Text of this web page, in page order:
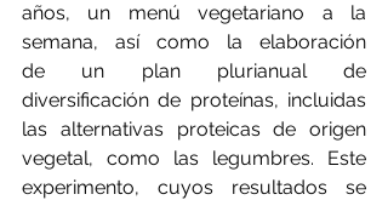
años, un menú vegetariano a la
semana, así como la elaboración
de un plan plurianual de
diversificación de proteínas, incluidas
las alternativas proteicas de origen
vegetal, como las legumbres. Este
experimento, cuyos resultados se